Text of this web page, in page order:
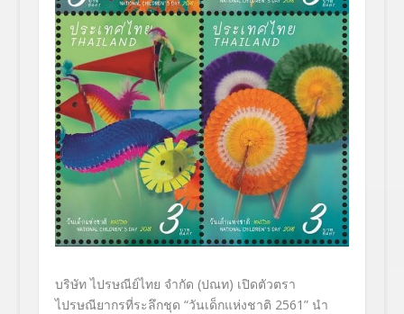
บริษัท ไปรษณีย์ไทย จำกัด (ปณท) เปิดตัวตรา
ไปรษณียากรที่ระลึกชุด “วันเด็กแห่งชาติ 2561” นำ